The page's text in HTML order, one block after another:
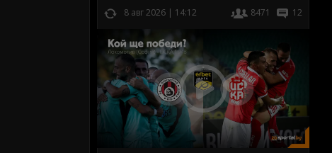
8 авг 2026 | 14:12 8471 12